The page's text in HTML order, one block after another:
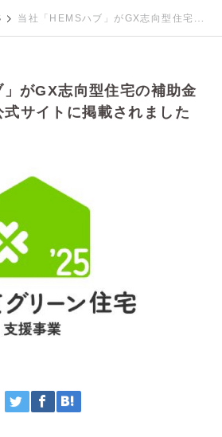
当社「HEMSハブ」がGX志向型住宅の補助金要件に対応し、公式サイトに掲載されました
がGX志向型住宅の補助金
サイトに掲載されました